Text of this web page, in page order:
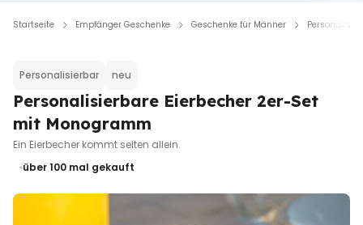
Personalisierbares Aperol
Spritz Glas mit Name
24,99 €
Personalisierbare Eierbecher
über 1.200
29,99 €
Startseite Empfänger Geschenke Geschenke für Männer
Personalisierbar neu
Personalisierbare Eierbecher 2er-Set
mit Monogramm
Ein Eierbecher kommt selten allein.
über 100 mal gekauft